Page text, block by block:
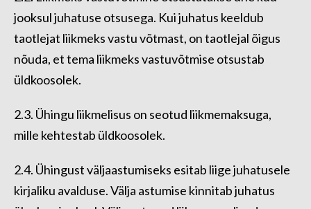
jooksul juhatuse otsusega. Kui juhatus keeldub
taotlejat liikmeks vastu võtmast, on taotlejal õigus
nõuda, et tema liikmeks vastuvõtmise otsustab
üldkoosolek.
2.3. Ühingu liikmelisus on seotud liikmemaksuga,
mille kehtestab üldkoosolek.
2.4. Ühingust väljaastumiseks esitab liige juhatusele
kirjaliku avalduse. Välja astumise kinnitab juhatus